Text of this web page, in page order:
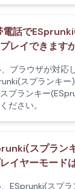
電話で
レイできます
ブラウザが対応
スプランキー
プランキー
ださい。
スプラン
イヤーモード
ESprunki(スプ